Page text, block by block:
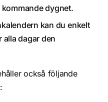
dygnet.
kan du enkelt
dagar den
också följande